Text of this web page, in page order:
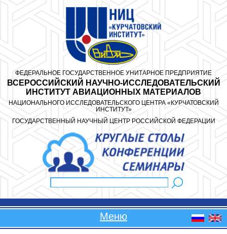
ФЕДЕРАЛЬНОЕ ГОСУДАРСТВЕННОЕ УНИТАРНОЕ ПРЕДПРИЯТИЕ
ВСЕРОССИЙСКИЙ НАУЧНО-ИССЛЕДОВАТЕЛЬСКИЙ
ИНСТИТУТ АВИАЦИОННЫХ МАТЕРИАЛОВ
НАЦИОНАЛЬНОГО ИССЛЕДОВАТЕЛЬСКОГО ЦЕНТРА «КУРЧАТОВСКИЙ
ИНСТИТУТ»
ГОСУДАРСТВЕННЫЙ НАУЧНЫЙ ЦЕНТР РОССИЙСКОЙ ФЕДЕРАЦИИ
Форма поиска
Меню